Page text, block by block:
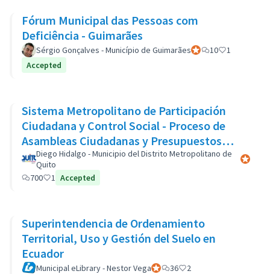
Fórum Municipal das Pessoas com
Deficiência - Guimarães
Sérgio Gonçalves - Município de GuimarãesOfficial participant
10
1
Accepted
Sistema Metropolitano de Participación
Ciudadana y Control Social - Proceso de
Asambleas Ciudadanas y Presupuestos
Participativos
Diego Hidalgo - Municipio del Distrito Metropolitano de
Quito
Official
700
1 Accepted
Superintendencia de Ordenamiento
Territorial, Uso y Gestión del Suelo en
Ecuador
Municipal eLibrary - Nestor VegaOfficial participant
36 2